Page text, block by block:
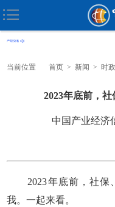
当前位置 首页 > 新闻 > 时
2023年底前，
中国产业经济
2023年底前，社保
我。一起来看。